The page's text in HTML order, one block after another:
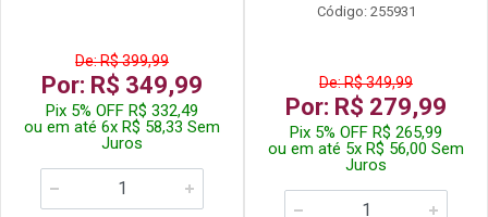
De: R$ 399,99
Por: R$ 349,99
Pix 5% OFF R$ 332,49
ou em até 6x R$ 58,33 Sem
Juros
Código: 255931
De: R$ 349,99
Por: R$ 279,99
Pix 5% OFF R$ 265,99
ou em até 5x R$ 56,00 Sem
Juros